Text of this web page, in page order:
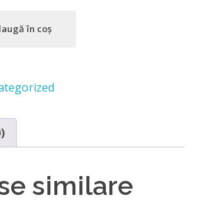
în coș
similare